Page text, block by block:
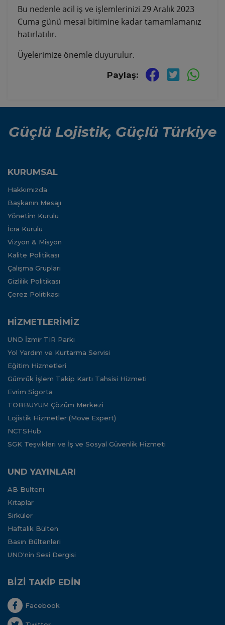
Bu nedenle acil iş ve işlemlerinizi 29 Aralık 2023
Cuma günü mesai bitimine kadar tamamlamanız
hatırlatılır.
Üyelerimize önemle duyurulur.
Paylaş:
Güçlü Lojistik, Güçlü Türkiye
KURUMSAL
Hakkımızda
Başkanın Mesajı
Yönetim Kurulu
İcra Kurulu
Vizyon & Misyon
Kalite Politikası
Çalışma Grupları
Gizlilik Politikası
Çerez Politikası
HİZMETLERİMİZ
UND İzmir TIR Parkı
Yol Yardım ve Kurtarma Servisi
Eğitim Hizmetleri
Gümrük İşlem Takip Kartı Tahsisi Hizmeti
Evrim Sigorta
TOBBUYUM Çözüm Merkezi
Lojistik Hizmetler (Move Expert)
NCTSHub
SGK Teşvikleri ve İş ve Sosyal Güvenlik Hizmeti
UND YAYINLARI
AB Bülteni
Kitaplar
Sirküler
Haftalık Bülten
Basın Bültenleri
UND'nin Sesi Dergisi
BİZİ TAKİP EDİN
Facebook